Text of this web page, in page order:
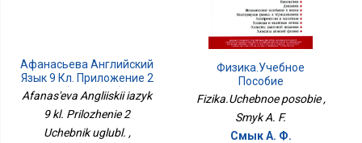
Афанасьева Английский
Язык 9 Кл. Приложение 2
Учебник Углубл.
Afanas'eva Angliiskii iazyk
9 kl. Prilozhenie 2
Uchebnik uglubl. ,
Физика.Учебное
Пособие
Fizika.Uchebnoe posobie ,
Smyk A. F.
Смык А. Ф.